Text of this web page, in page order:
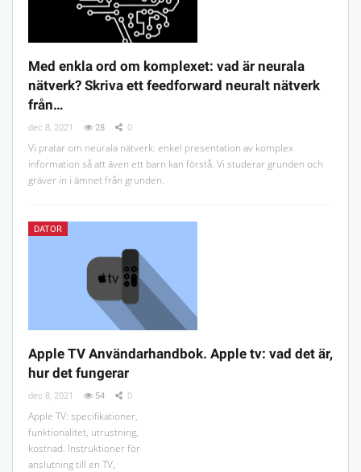
Med enkla ord om komplexet: vad är neurala
nätverk? Skriva ett feedforward neuralt nätverk
från…
dec 8, 2021 28 0
Vi pratar om neurala nätverk: enkel presentation av komplex
information så att även ett barn kan förstå. Vi studerar grunden och
gräver in i ämnet från grunden.
DATOR
Apple TV Användarhandbok. Apple tv: vad det är,
hur det fungerar
dec 8, 2021 54 0
Apple TV: specifikationer,
funktionalitet, utrustning,
kostnad. Instruktioner för
anslutning till en TV,